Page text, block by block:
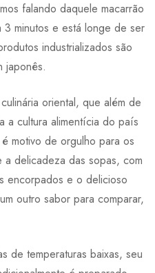
falando daquele macarrão
minutos e está longe de ser
industrializados são
japonês.
oriental, que além de
a cultura alimentícia do país
motivo de orgulho para os
delicadeza das sopas, com
encorpados e o delicioso
outro sabor para comparar,
de temperaturas baixas, seu